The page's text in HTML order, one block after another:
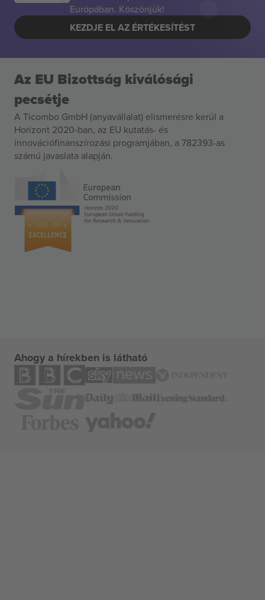
Európában. Köszönjük!
KEZDJE EL AZ ÉRTÉKESÍTÉST
Az EU Bizottság kiválósági
pecsétje
A Ticombo GmbH (anyavállalat) elismerésre kerül a
Horizont 2020-ban, az EU kutatás- és
innovációfinanszírozási programjában, a 782393-as
számú javaslata alapján.
Ahogy a hírekben is látható